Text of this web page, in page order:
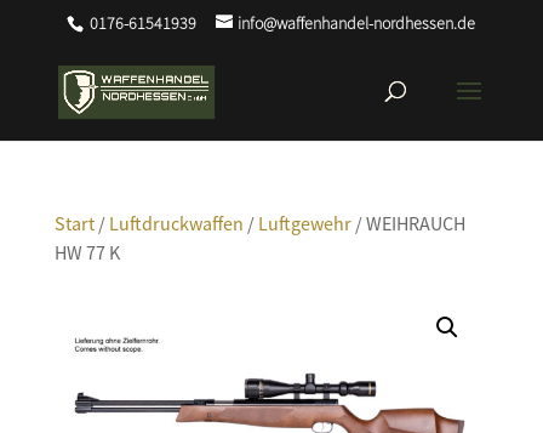
0176-61541939 info@waffenhandel-nordhessen.de
Start/ Luftdruckwaffen / Luftgewehr/ WEIHRAUCH
HW 77 K